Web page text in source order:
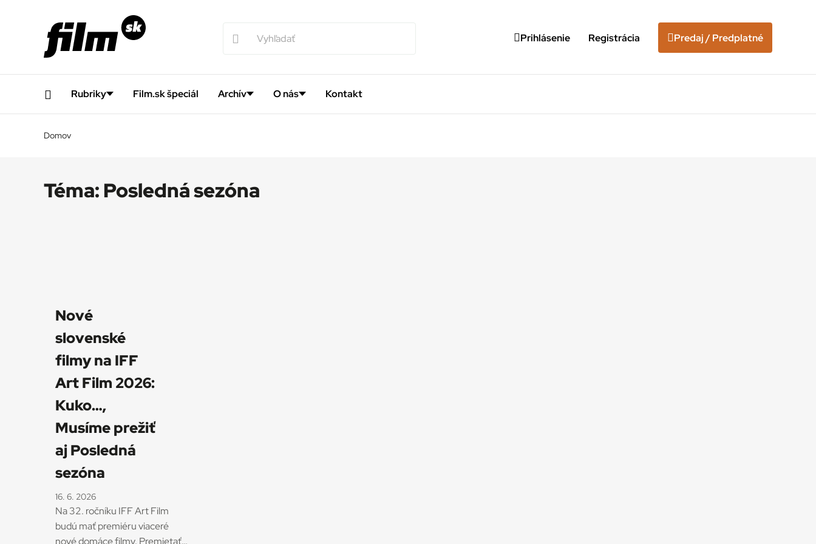
Rubriky Film.sk špeciál Archív O nás Kontakt
Prihlásenie Registrácia Predaj / Predplatné
Domov
Téma:Posledná sezóna
Nové
slovenské
filmy na IFF
Art Film 2026:
Kuko…,
Musíme prežiť
aj Posledná
sezóna
16. 6. 2026
Na 32. ročníku IFF Art Film
budú mať premiéru viaceré
nové domáce filmy. Premietať